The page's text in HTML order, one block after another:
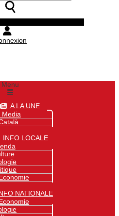
Menu
A LA UNE
Media
Site
LOCALE
NATIONALE